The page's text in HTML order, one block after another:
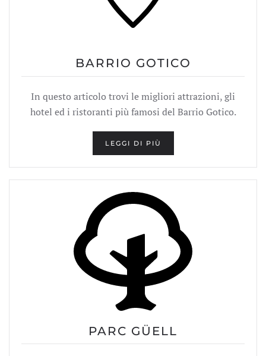
BARRIO GOTICO
In questo articolo trovi le migliori attrazioni, gli
hotel ed i ristoranti più famosi del Barrio Gotico.
LEGGI DI PIÙ
PARC GÜELL